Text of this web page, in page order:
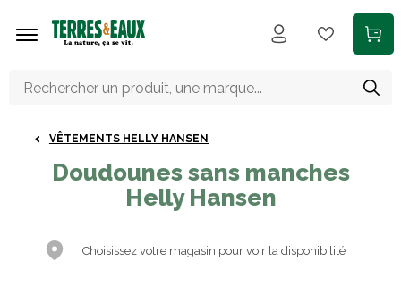
VÊTEMENTS HELLY HANSEN
Doudounes sans manches
Helly Hansen
Choisissez votre magasin pour voir la disponibilité